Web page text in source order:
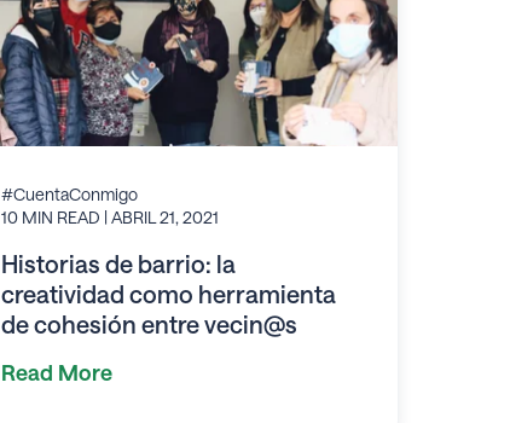
#CuentaConmigo
10 MIN READ | ABRIL 21, 2021
Historias de barrio: la
creatividad como herramienta
de cohesión entre vecin@s
Read More